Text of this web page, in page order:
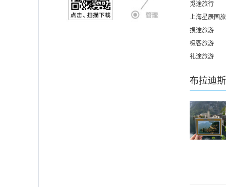
觅途旅行
上海星辰国旅
搜途旅游
极客旅游
礼途旅游
布拉迪